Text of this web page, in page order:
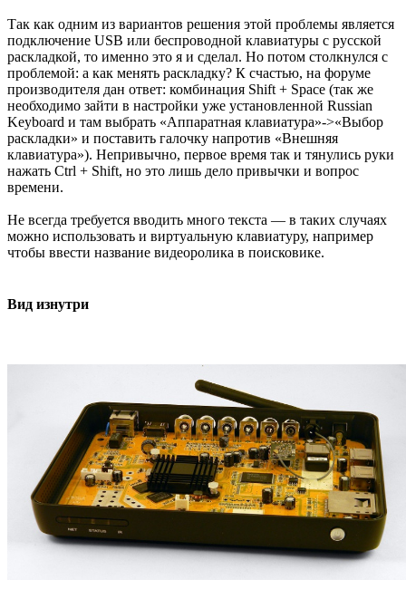
Так как одним из вариантов решения этой проблемы является
подключение USB или беспроводной клавиатуры с русской
раскладкой, то именно это я и сделал. Но потом столкнулся с
проблемой: а как менять раскладку? К счастью, на форуме
производителя дан ответ: комбинация Shift + Space (так же
необходимо зайти в настройки уже установленной Russian
Keyboard и там выбрать «Аппаратная клавиатура»->«Выбор
раскладки» и поставить галочку напротив «Внешняя
клавиатура»). Непривычно, первое время так и тянулись руки
нажать Ctrl + Shift, но это лишь дело привычки и вопрос
времени.
Не всегда требуется вводить много текста — в таких случаях
можно использовать и виртуальную клавиатуру, например
чтобы ввести название видеоролика в поисковике.
Вид изнутри